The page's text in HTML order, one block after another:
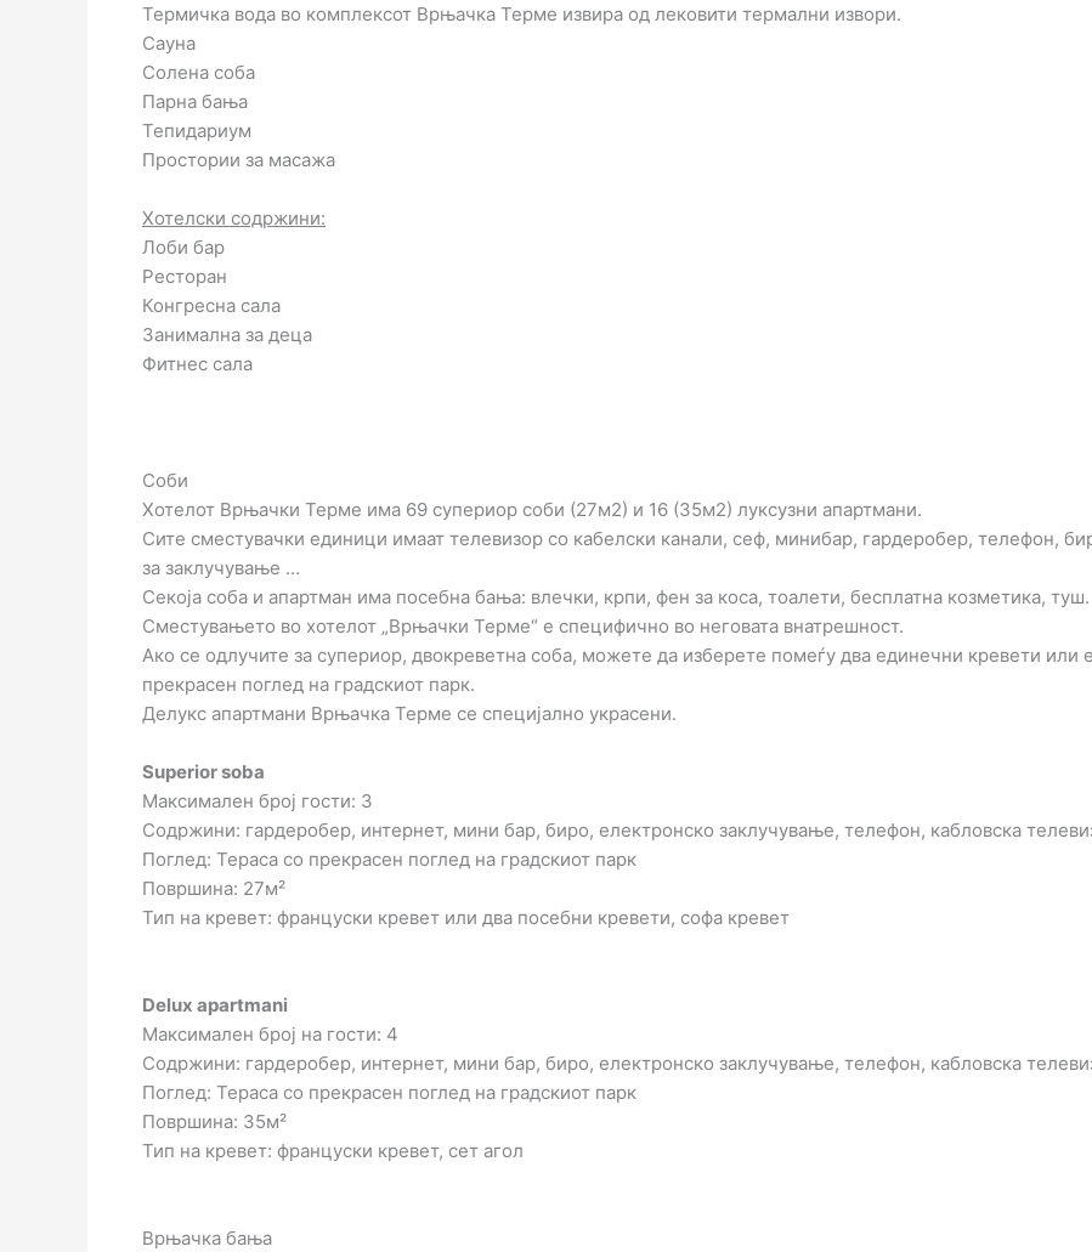
Термичка вода во комплексот Врњачка Терме извира од лековити термални извори.
Сауна
Солена соба
Парна бања
Тепидариум
Простории за масажа
Хотелски содржини:
Лоби бар
Ресторан
Конгресна сала
Занимална за деца
Фитнес сала
Соби
Хотелот Врњачки Терме има 69 супериор соби (27м2) и 16 (35м2) луксузни апартмани.
Сите сместувачки единици имаат телевизор со кабелски канали, сеф, минибар, гардеробер, телефон,
за заклучување …
Секоја соба и апартман има посебна бања: влечки, крпи, фен за коса, тоалети, бесплатна козметика, туш.
Сместувањето во хотелот „Врњачки Терме“ е специфично во неговата внатрешност.
Ако се одлучите за супериор, двокреветна соба, можете да изберете помеѓу два единечни кревети или
прекрасен поглед на градскиот парк.
Делукс апартмани Врњачка Терме се специјално украсени.
Superior soba
Максимален број гости: 3
Содржини: гардеробер, интернет, мини бар, биро, електронско заклучување, телефон, кабловска
Поглед: Тераса со прекрасен поглед на градскиот парк
Површина: 27м²
Тип на кревет: француски кревет или два посебни кревети, софа кревет
Delux apartmani
Максимален број на гости: 4
Содржини: гардеробер, интернет, мини бар, биро, електронско заклучување, телефон, кабловска
Поглед: Тераса со прекрасен поглед на градскиот парк
Површина: 35м²
Тип на кревет: француски кревет, сет агол
Врњачка бања